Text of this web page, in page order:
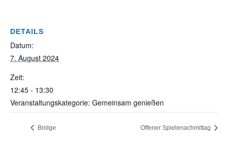
DETAILS
Datum:
7. August 2024
Zeit:
12:45 - 13:30
Veranstaltungskategorie: Gemeinsam genießen
Bridge Offener Spielenachmittag